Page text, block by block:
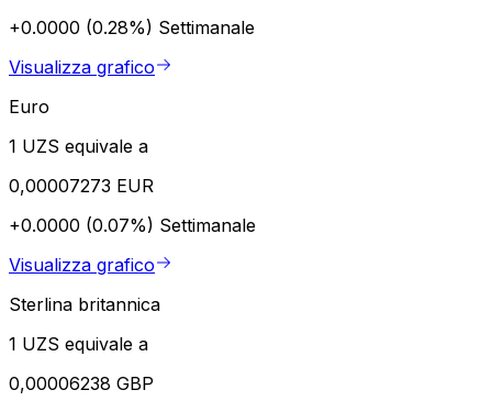
+0.0000 (0.28%) Settimanale
Visualizza grafico
Euro
1 UZS equivale a
0,00007273 EUR
+0.0000 (0.07%) Settimanale
Visualizza grafico
Sterlina britannica
1 UZS equivale a
0,00006238 GBP